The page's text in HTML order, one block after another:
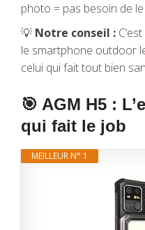
photo = pas besoin de
💡 Notre conseil :
le smartphone outdoor
celui qui fait tout bien
🎯 AGM H5 :
qui fait le job
MEILLEUR N° 1